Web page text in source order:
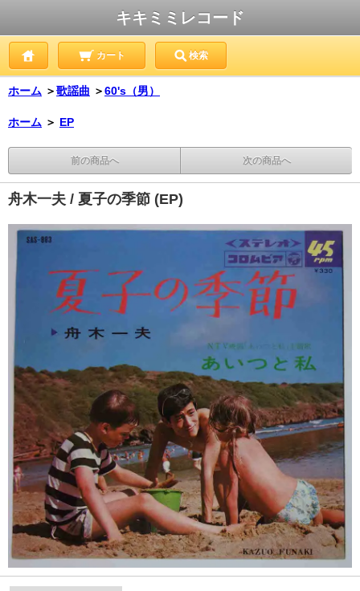
キキミミレコード
カート 検索
ホーム ＞歌謡曲 ＞60's（男）
ホーム ＞ EP
前の商品へ 次の商品へ
舟木一夫 / 夏子の季節 (EP)